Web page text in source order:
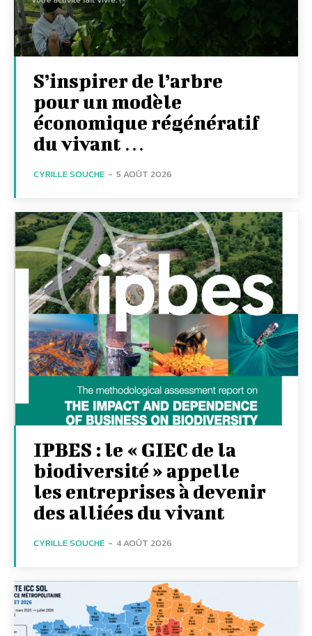
S’inspirer de l’arbre
pour un modèle
économique régénératif
du vivant …
CYRILLE SOUCHE - 5 AOÛT 2026
IPBES : le « GIEC de la
biodiversité » appelle
les entreprises à devenir
des alliées du vivant
CYRILLE SOUCHE - 4 AOÛT 2026